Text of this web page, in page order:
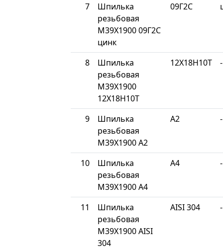
7
Шпилька
резьбовая
М39Х1900 09Г2С
цинк
09Г2С
8
Шпилька
резьбовая
М39Х1900
12Х18Н10Т
12Х18Н10Т -
9
Шпилька
резьбовая
М39Х1900 A2
A2 -
10
Шпилька
резьбовая
М39Х1900 A4
A4 -
11
Шпилька
резьбовая
М39Х1900 AISI
304
AISI 304 -